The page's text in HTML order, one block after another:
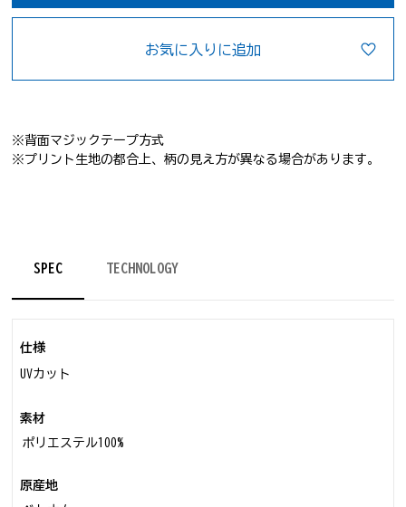
お気に入りに追加
※背面マジックテープ方式
※プリント生地の都合上、柄の見え方が異なる場合があります。
SPEC TECHNOLOGY
仕様
UVカット
素材
ポリエステル100%
原産地